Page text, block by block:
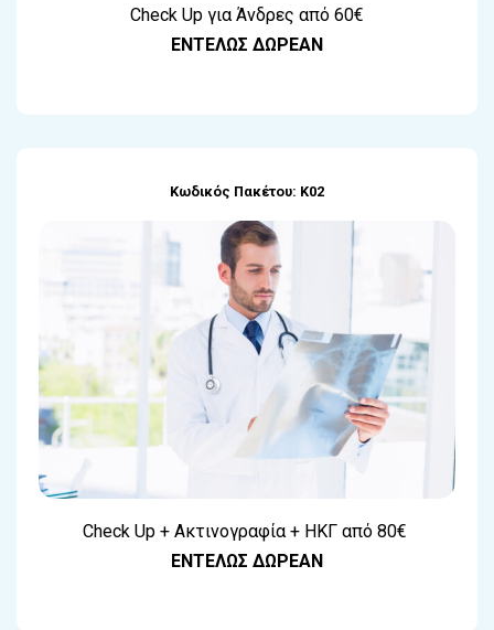
Check Up για Άνδρες από 60€
ΕΝΤΕΛΩΣ ΔΩΡΕΑΝ
Κωδικός Πακέτου: Κ02
Check Up + Ακτινογραφία + ΗΚΓ από 80€
ΕΝΤΕΛΩΣ ΔΩΡΕΑΝ